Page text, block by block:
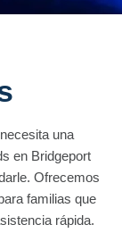
una
en Bridgeport
Ofrecemos
familias que
rápida.